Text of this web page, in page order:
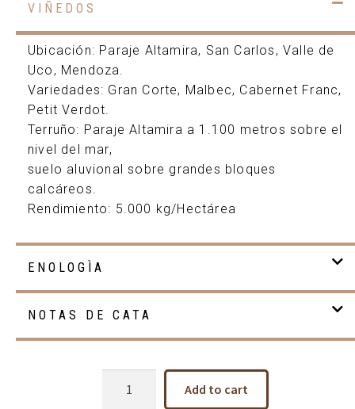
VIÑEDOS
Ubicación: Paraje Altamira, San Carlos, Valle de
Uco, Mendoza.
Variedades: Gran Corte, Malbec, Cabernet Franc,
Petit Verdot.
Terruño: Paraje Altamira a 1.100 metros sobre el
nivel del mar,
suelo aluvional sobre grandes bloques
calcáreos.
Rendimiento: 5.000 kg/Hectárea
ENOLOGÌA
NOTAS DE CATA
Add to cart